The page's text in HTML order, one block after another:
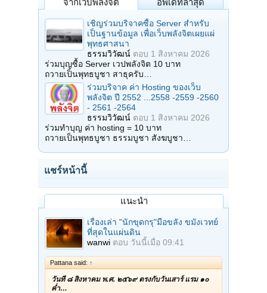
เชิญร่วมบริจาคซื้อ Server สำหรับ
เป็นฐานข้อมูล เพื่อเว็บพลังจิตเผยแผ่
พุทธศาสนา
ธรรมวิวัฒน์ ตอบ 1 สิงหาคม 2026
ร่วมบุญซื้อ Server เวปพลังจิต 10 บาท
ถวายเป็นพุทธบูชา สาธุครับ…
ร่วมบริจาค ค่า Hosting ของเว็บ
พลังจิต ปี 2552 ...2558 -2559 -2560
- 2561 -2564
ธรรมวิวัฒน์ ตอบ 1 สิงหาคม 2026
ร่วมทำบุญ ค่า hosting = 10 บาท
ถวายเป็นพุทธบูชา ธรรมบูชา สังฆบูชา…
แชร์หน้านี้
แนะนำ
เรื่องเล่า "นักขุดกรุ"มือขลัง ขมังเวทย์
ที่สุดในแผ่นดิน
wanwi ตอบ วันนี้เมื่อ 09:41
Pattana said: ↑
วันที่ ๘ สิงหาคม พ.ศ. ๒๕๖๙ ตรงกับวันเสาร์ แรม ๑๐
ค่ำ…